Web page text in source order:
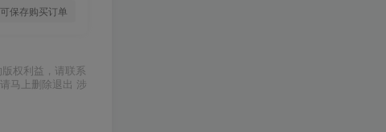
保存购买订单
权利益，请联系
马上删除退出 涉